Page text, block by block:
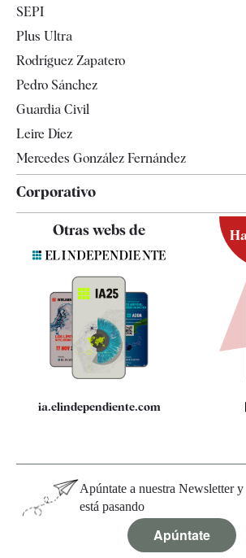
Televisión
SEPI
Plus Ultra
Rodríguez Zapatero
Pedro Sánchez
Guardia Civil
Leire Díez
Mercedes González Fernández
Corporativo
Contacto
Quiénes somos
Especificaciones
Otras webs de
ia.elindependiente.com
Apúntate a nuestra Newsletter
está pasando
Apúntate